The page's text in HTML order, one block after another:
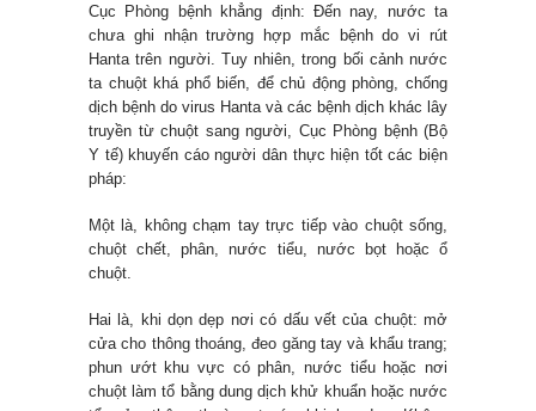
Cục Phòng bệnh khẳng định: Đến nay, nước ta
chưa ghi nhận trường hợp mắc bệnh do vi rút
Hanta trên người. Tuy nhiên, trong bối cảnh nước
ta chuột khá phổ biến, để chủ động phòng, chống
dịch bệnh do virus Hanta và các bệnh dịch khác lây
truyền từ chuột sang người, Cục Phòng bệnh (Bộ
Y tế) khuyến cáo người dân thực hiện tốt các biện
pháp:
Một là, không chạm tay trực tiếp vào chuột sống,
chuột chết, phân, nước tiểu, nước bọt hoặc ổ
chuột.
Hai là, khi dọn dẹp nơi có dấu vết của chuột: mở
cửa cho thông thoáng, đeo găng tay và khẩu trang;
phun ướt khu vực có phân, nước tiểu hoặc nơi
chuột làm tổ bằng dung dịch khử khuẩn hoặc nước